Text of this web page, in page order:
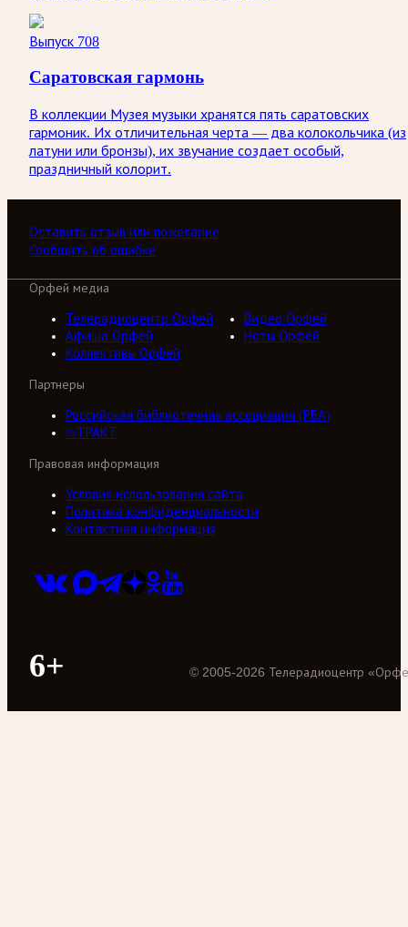
Выпуск 708
Саратовская гармонь
В коллекции Музея музыки хранятся пять саратовских
гармоник. Их отличительная черта — два колокольчика (из
латуни или бронзы), их звучание создает особый,
праздничный колорит.
Оставить отзыв или пожелание
Сообщить об ошибке
Орфей медиа
Телерадиоцентр Орфей
Видео Орфей
Афиша Орфей
Ноты Орфей
Коллективы Орфей
Партнеры
Российская библиотечная ассоциация (РБА)
///ТРАКТ
Правовая информация
Условия использования сайта
Политика конфиденциальности
Контактная информация
6+ © 2005-2026 Телерадиоцентр